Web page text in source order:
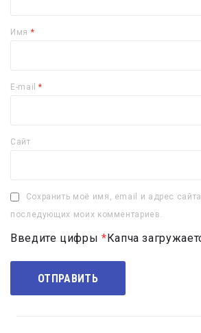
Имя *
E-mail*
Сайт
Сохранить моё имя, email и адрес
последующих моих комментариев.
Введите цифры * Капча